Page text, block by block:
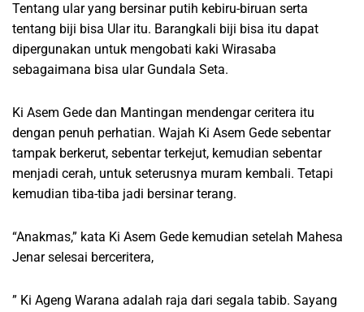
Tentang ular yang bersinar putih kebiru-biruan serta
tentang biji bisa Ular itu. Barangkali biji bisa itu dapat
dipergunakan untuk mengobati kaki Wirasaba
sebagaimana bisa ular Gundala Seta.
Ki Asem Gede dan Mantingan mendengar ceritera itu
dengan penuh perhatian. Wajah Ki Asem Gede sebentar
tampak berkerut, sebentar terkejut, kemudian sebentar
menjadi cerah, untuk seterusnya muram kembali. Tetapi
kemudian tiba-tiba jadi bersinar terang.
“Anakmas,” kata Ki Asem Gede kemudian setelah Mahesa
Jenar selesai berceritera,
” Ki Ageng Warana adalah raja dari segala tabib. Sayang